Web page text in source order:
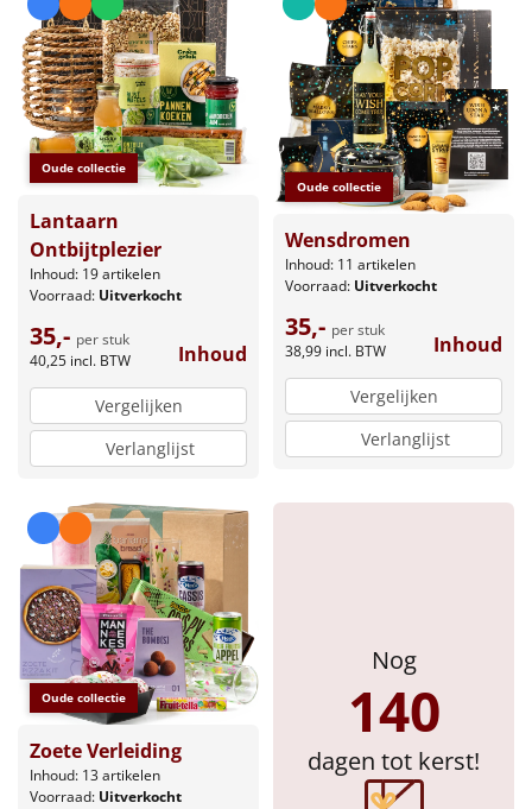
Borrelplank
Warmtekussen
NIEUW
Slowcooker POPULAIR
Deken (fleece plaid)
Overige
Ideeën
Personeel
Doe het zelf
Sinterklaaspakketten
Particulier
Kerstgeschenken 2026
Relatiegeschenken
Oude collectie
Lantaarn
Ontbijtplezier
Inhoud: 19 artikelen
Voorraad: Uitverkocht
35,- per stuk
40,25 incl. BTW Inhoud
Vergelijken
Verlanglijst
Oude collectie
Wensdromen
Inhoud: 11 artikelen
Voorraad: Uitverkocht
35,- per stuk
38,99 incl. BTW Inhoud
Vergelijken
Verlanglijst
Oude collectie
Zoete Verleiding
Inhoud: 13 artikelen
Voorraad: Uitverkocht
Nog
140
dagen tot kerst!